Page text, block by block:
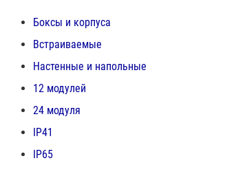
Боксы и корпуса
Встраиваемые
Настенные и напольные
12 модулей
24 модуля
IP41
IP65